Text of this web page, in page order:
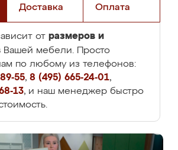
Доставка Оплата
от размеров и
Вашей мебели. Просто
по любому из телефонов:
55, 8 (495) 665-24-01,
13, и наш менеджер быстро